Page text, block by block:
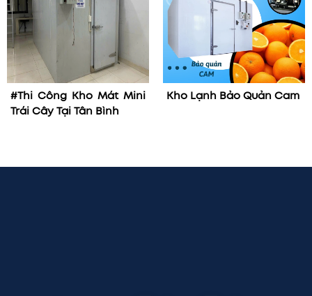
#Thi Công Kho Mát Mini
Trái Cây Tại Tân Bình
Kho Lạnh Bảo Quản Cam